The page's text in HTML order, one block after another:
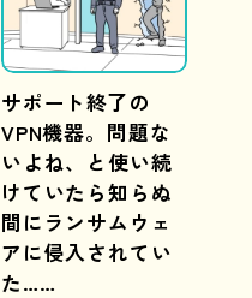
サポート終了の
VPN機器。問題な
いよね、と使い続
けていたら知らぬ
間にランサムウェ
アに侵入されてい
た……